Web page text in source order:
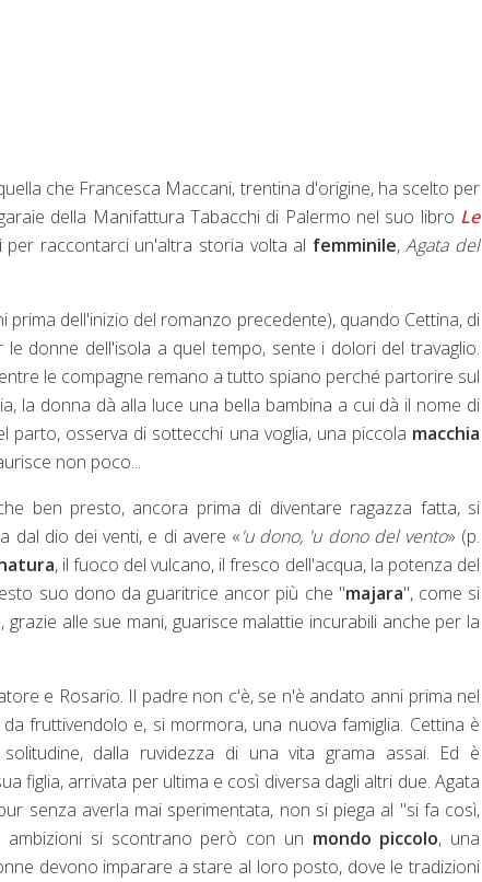
che Francesca Maccani, trentina d'origine, ha scelto per
della Manifattura Tabacchi di Palermo nel suo libro Le
per raccontarci un'altra storia volta al femminile,Agata del
dell'inizio del romanzo precedente), quando Cettina, di
donne dell'isola a quel tempo, sente i dolori del travaglio.
le compagne remano a tutto spiano perché partorire sul
la donna dà alla luce una bella bambina a cui dà il nome di
parto, osserva di sottecchi una voglia, una piccola macchia
non poco...
ben presto, ancora prima di diventare ragazza fatta, si
dal dio dei venti, e di avere «'u dono, 'u dono del vento» (p.
, il fuoco del vulcano, il fresco dell'acqua, la potenza del
suo dono da guaritrice ancor più che "majara", come si
alle sue mani, guarisce malattie incurabili anche per la
e Rosario. Il padre non c'è, se n'è andato anni prima nel
fruttivendolo e, si mormora, una nuova famiglia. Cettina è
dalla ruvidezza di una vita grama assai. Ed è
figlia, arrivata per ultima e così diversa dagli altri due. Agata
senza averla mai sperimentata, non si piega al "si fa così,
si scontrano però con un mondo piccolo, una
devono imparare a stare al loro posto, dove le tradizioni